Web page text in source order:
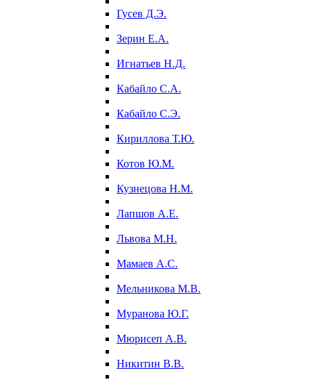
Гусев Д.Э.
Зерин Е.А.
Игнатьев Н.Д.
Кабайло С.А.
Кабайло С.Э.
Кириллова Т.Ю.
Котов Ю.М.
Кузнецова Н.М.
Лапшов А.Е.
Львова М.Н.
Мамаев А.С.
Мельникова М.В.
Муранова Ю.Г.
Мюрисеп А.В.
Никитин В.В.